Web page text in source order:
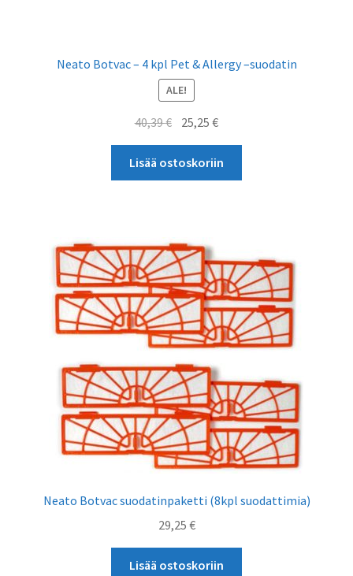
Neato Botvac – 4 kpl Pet & Allergy –suodatin
ALE!
40,39€ Alkuperäinen
hinta
oli:
40,39 €.
25,25€Nykyinen
hinta
on:
25,25 €.
Lisää ostoskoriin
Neato Botvac suodatinpaketti (8kpl suodattimia)
29,25 €
Lisää ostoskoriin